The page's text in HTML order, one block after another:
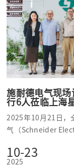
施耐德电气现
行6人莅临上海
2025年10月21日，
气（Schneider
10-23
2025